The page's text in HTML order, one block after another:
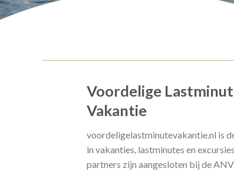
Voordelige
Vakantie
voordeligelastminutevakantie.nl is
in vakanties, lastminutes en
partners zijn aangesloten bij de